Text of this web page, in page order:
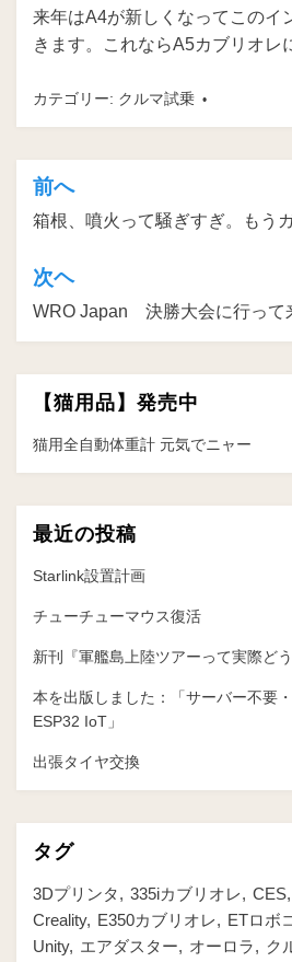
来年はA4が新しくなってこのイ
きます。これならA5カブリオレ
カテゴリー: クルマ試乗
投
稿
ナ
ビ
ゲ
ー
シ
ョ
ン
前へ
箱根、噴火って騒ぎすぎ。もう
次ヘ
WRO Japan 決勝大会に行って
【猫用品】発売中
猫用全自動体重計 元気でニャー
最近の投稿
Starlink設置計画
チューチューマウス復活
新刊『軍艦島上陸ツアーって実際ど
本を出版しました：「サーバー不要
ESP32 IoT」
出張タイヤ交換
タグ
3Dプリンタ 335iカブリオレ CES
Creality
E350カブリオレ ETロボ
Unity
エアダスター オーロラ ク